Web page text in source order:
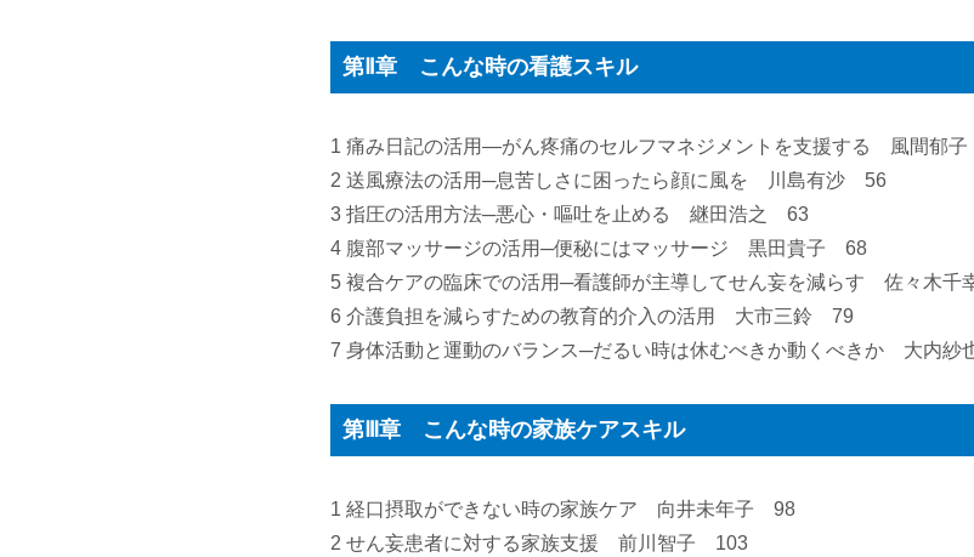
第Ⅱ章 こんな時の看護スキル
1 痛み日記の活用―がん疼痛のセルフマネジメントを支援する 風間郁
2 送風療法の活用─息苦しさに困ったら顔に風を 川島有沙 56
3 指圧の活用方法─悪心・嘔吐を止める 継田浩之 63
4 腹部マッサージの活用─便秘にはマッサージ 黒田貴子 68
5 複合ケアの臨床での活用─看護師が主導してせん妄を減らす 佐々木
6 介護負担を減らすための教育的介入の活用 大市三鈴 79
7 身体活動と運動のバランス─だるい時は休むべきか動くべきか 大内
第Ⅲ章 こんな時の家族ケアスキル
1 経口摂取ができない時の家族ケア 向井未年子 98
2 せん妄患者に対する家族支援 前川智子 103